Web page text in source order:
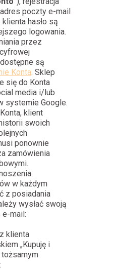
poczty e-mail
hasło są
logowania.
przez
są
Konta. Sklep
się do Konta
media i/lub
systemie Google.
klient
swoich
ponownie
zamówienia
w każdym
z posiadania
wysłać swoją
e-mail:
klienta
„Kupuję i
tożsamym